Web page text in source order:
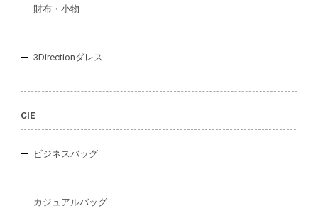
財布・小物
3Directionダレス
CIE
ビジネスバッグ
カジュアルバッグ